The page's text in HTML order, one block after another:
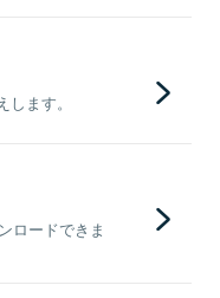
ます。
ロードできま